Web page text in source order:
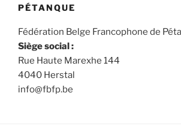
PÉTANQUE
Fédération Belge Francophone de
Siège social :
Rue Haute Marexhe 144
4040 Herstal
info@fbfp.be